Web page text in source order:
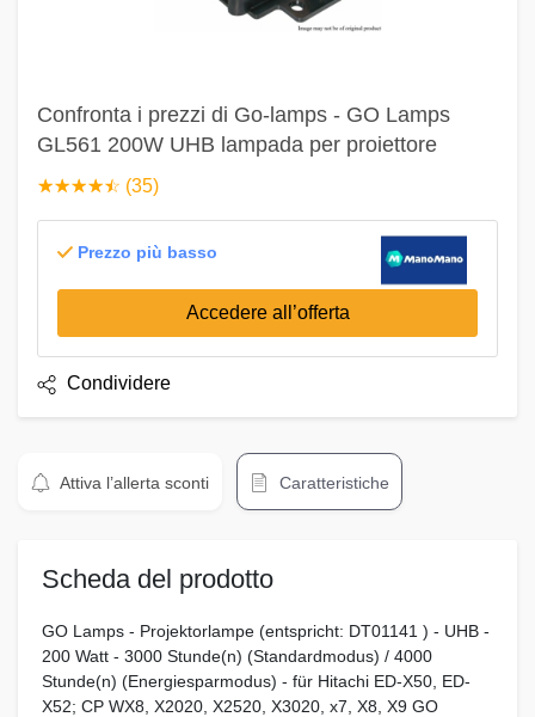
Confronta i prezzi di Go-lamps - GO Lamps
GL561 200W UHB lampada per proiettore
☆☆☆☆☆
★★★★★ (35)
Prezzo più basso
Accedere all’offerta
Condividere
Attiva l’allerta sconti Caratteristiche
Scheda del prodotto
GO Lamps - Projektorlampe (entspricht: DT01141 ) - UHB -
200 Watt - 3000 Stunde(n) (Standardmodus) / 4000
Stunde(n) (Energiesparmodus) - für Hitachi ED-X50, ED-
X52; CP WX8, X2020, X2520, X3020, x7, X8, X9 GO